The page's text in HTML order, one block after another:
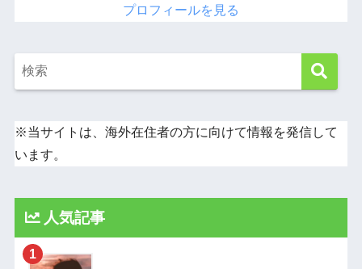
プロフィールを見る
※当サイトは、海外在住者の方に向けて情報を発信して
います。
人気記事
1